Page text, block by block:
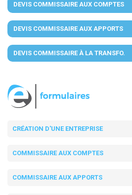
DEVIS COMMISSAIRE AUX COMPTES
DEVIS COMMISSAIRE AUX APPORTS
DEVIS COMMISSAIRE À LA TRANSFO.
CRÉATION D'UNE ENTREPRISE
COMMISSAIRE AUX COMPTES
COMMISSAIRE AUX APPORTS